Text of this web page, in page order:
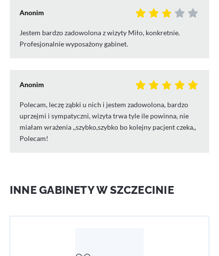
Anonim
Jestem bardzo zadowolona z wizyty Miło, konkretnie.
Profesjonalnie wyposażony gabinet.
Anonim
Polecam, leczę ząbki u nich i jestem zadowolona, bardzo
uprzejmi i sympatyczni, wizyta trwa tyle ile powinna, nie
miałam wrażenia ,,szybko,szybko bo kolejny pacjent czeka,,
Polecam!
INNE GABINETY W SZCZECINIE